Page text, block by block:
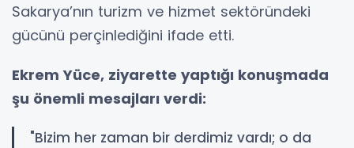
Sakarya’nın turizm ve hizmet sektöründeki
gücünü perçinlediğini ifade etti.
Ekrem Yüce, ziyarette yaptığı konuşmada
şu önemli mesajları verdi:
"Bizim her zaman bir derdimiz vardı; o da